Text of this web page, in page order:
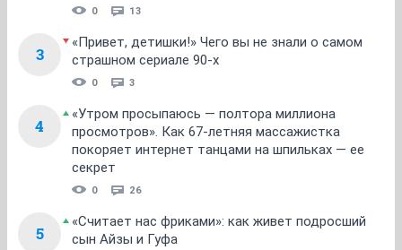
0 13
3
«Привет, детишки!» Чего вы не знали о самом
страшном сериале 90-х
0 3
4
«Утром просыпаюсь — полтора миллиона
просмотров». Как 67-летняя массажистка
покоряет интернет танцами на шпильках — ее
секрет
0 26
5
«Считает нас фриками»: как живет подросший
сын Айзы и Гуфа